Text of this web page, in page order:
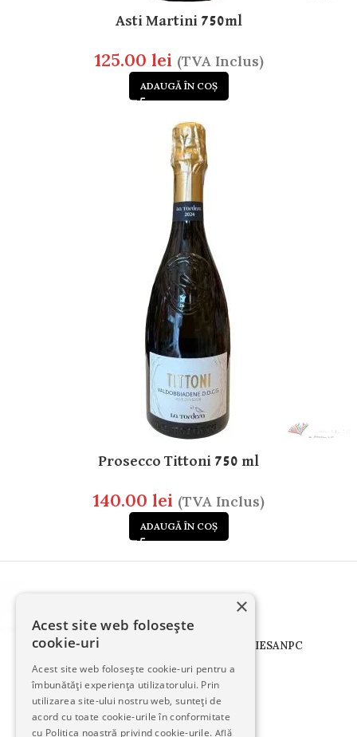
Asti Martini 750ml
125.00 lei (TVA Inclus)
ADAUGĂ ÎN COȘ
Prosecco Tittoni 750 ml
140.00 lei (TVA Inclus)
ADAUGĂ ÎN COȘ
TERMENI COOKIESANPC
Urmăriți-ne pe:
×
Acest site web folosește
cookie-uri
Acest site web folosește cookie-uri pentru a
îmbunătăți experiența utilizatorului. Prin
utilizarea site-ului nostru web, sunteți de
acord cu toate cookie-urile în conformitate
cu Politica noastră privind cookie-urile. Află